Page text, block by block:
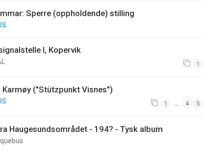
Sperre (oppholdende) stilling
I, Kopervik
1
Karmøy ("Stützpunkt Visnes")
1 4 5
Haugesundsområdet - 194? - Tysk album